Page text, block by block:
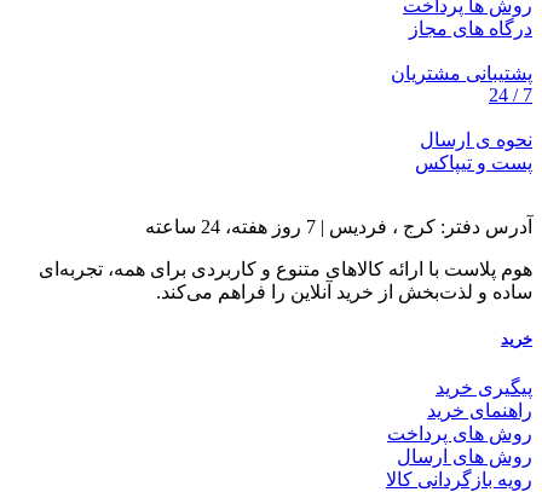
روش ها پرداخت
درگاه های مجاز
پشتیبانی مشتریان
7 / 24
نحوه ی ارسال
پست و تیپاکس
آدرس دفتر: کرج ، فردیس | 7 روز هفته، 24 ساعته
هوم پلاست با ارائه کالاهای متنوع و کاربردی برای همه، تجربه‌ای
ساده و لذت‌بخش از خرید آنلاین را فراهم می‌کند.
خرید
پیگیری خرید
راهنمای خرید
روش های پرداخت
روش های ارسال
رویه بازگردانی کالا